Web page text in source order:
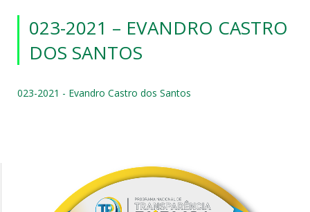
023-2021 – EVANDRO CASTRO
DOS SANTOS
023-2021 - Evandro Castro dos Santos